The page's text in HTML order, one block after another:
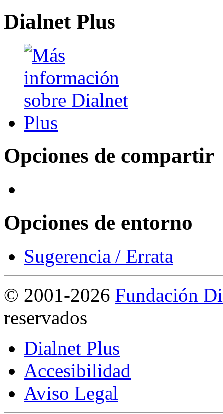
Dialnet Plus
Opciones de compartir
Opciones de entorno
Sugerencia / Errata
© 2001-2026 Fundación
reservados
Dialnet Plus
Accesibilidad
Aviso Legal